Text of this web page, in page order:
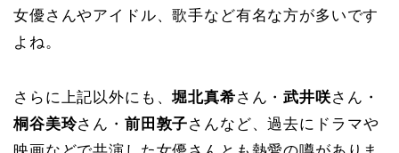
女優さんやアイドル、歌手など有名な方が多いです
よね。
さらに上記以外にも、堀北真希さん・武井咲さん・
桐谷美玲さん・ 前田敦子さんなど、過去にドラマや